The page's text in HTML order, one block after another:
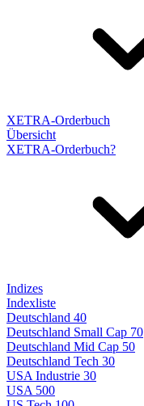
XETRA-Orderbuch
Übersicht
XETRA-Orderbuch?
Indizes
Indexliste
Deutschland 40
Deutschland Small Cap 70
Deutschland Mid Cap 50
Deutschland Tech 30
USA Industrie 30
USA 500